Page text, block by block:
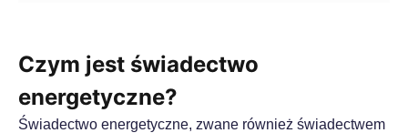
Czym jest świadectwo
energetyczne?
Świadectwo energetyczne, zwane również świadectwem